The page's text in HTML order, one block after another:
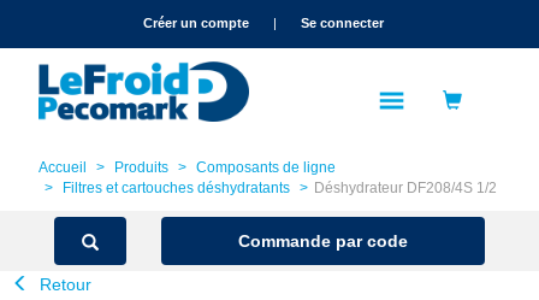
text.skipToNavigationCréer un compte | Se connecter
Accueil Produits
Composants de ligne
Filtres et cartouches déshydratants
Déshydrateur DF208/4S 1/2
Commande par code
Retour